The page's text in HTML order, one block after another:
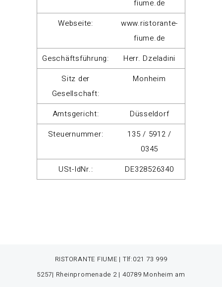
fiume.de
Webseite:
www.ristorante-
fiume.de
Geschäftsführung:
Herr. Dzeladini
Sitz der
Gesellschaft:
Monheim
Amtsgericht:
Düsseldorf
Steuernummer:
135 / 5912 /
0345
USt-IdNr.:
DE328526340
RISTORANTE FIUME | Tlf:021 73 999
5257| Rheinpromenade 2 | 40789 Monheim am